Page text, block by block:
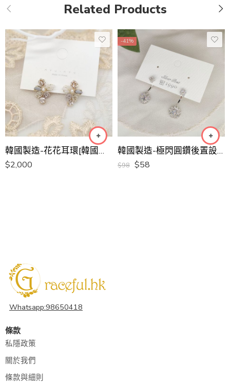
Related Products
韓國製造-花花耳環[韓國手工耳環]
$2,000
-41%
韓國製造-極閃圓鑽後置設計耳環
$98 $58
Whatsapp:98650418
條款
私隱政策
關於我們
條款與細則